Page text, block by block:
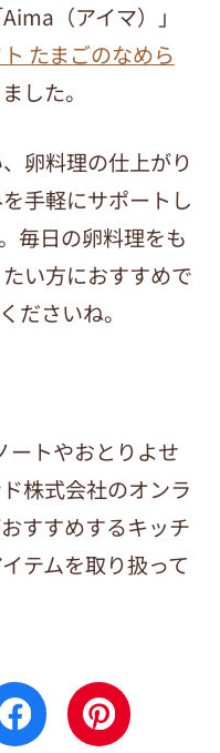
（アイマ）」
たまごのなめら
した。
卵料理の仕上がり
手軽にサポートし
毎日の卵料理をも
い方におすすめで
ださいね。
トやおとりよせ
株式会社のオンラ
すすめするキッチ
テムを取り扱って